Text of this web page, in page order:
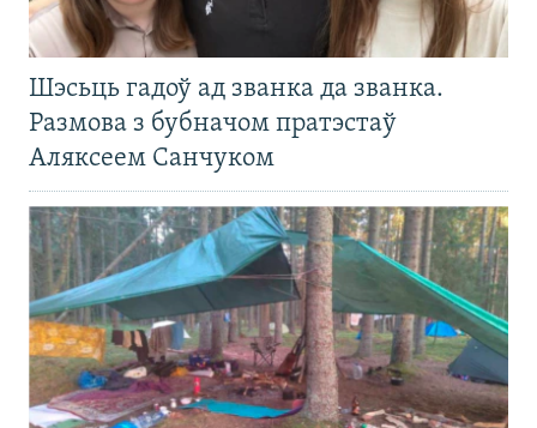
Шэсьць гадоў ад званка да званка.
Размова з бубначом пратэстаў
Аляксеем Санчуком